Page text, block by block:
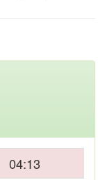
04:13